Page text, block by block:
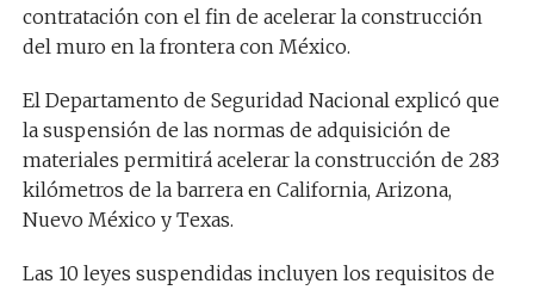
contratación con el fin de acelerar la construcción
del muro en la frontera con México.
El Departamento de Seguridad Nacional explicó que
la suspensión de las normas de adquisición de
materiales permitirá acelerar la construcción de 283
kilómetros de la barrera en California, Arizona,
Nuevo México y Texas.
Las 10 leyes suspendidas incluyen los requisitos de